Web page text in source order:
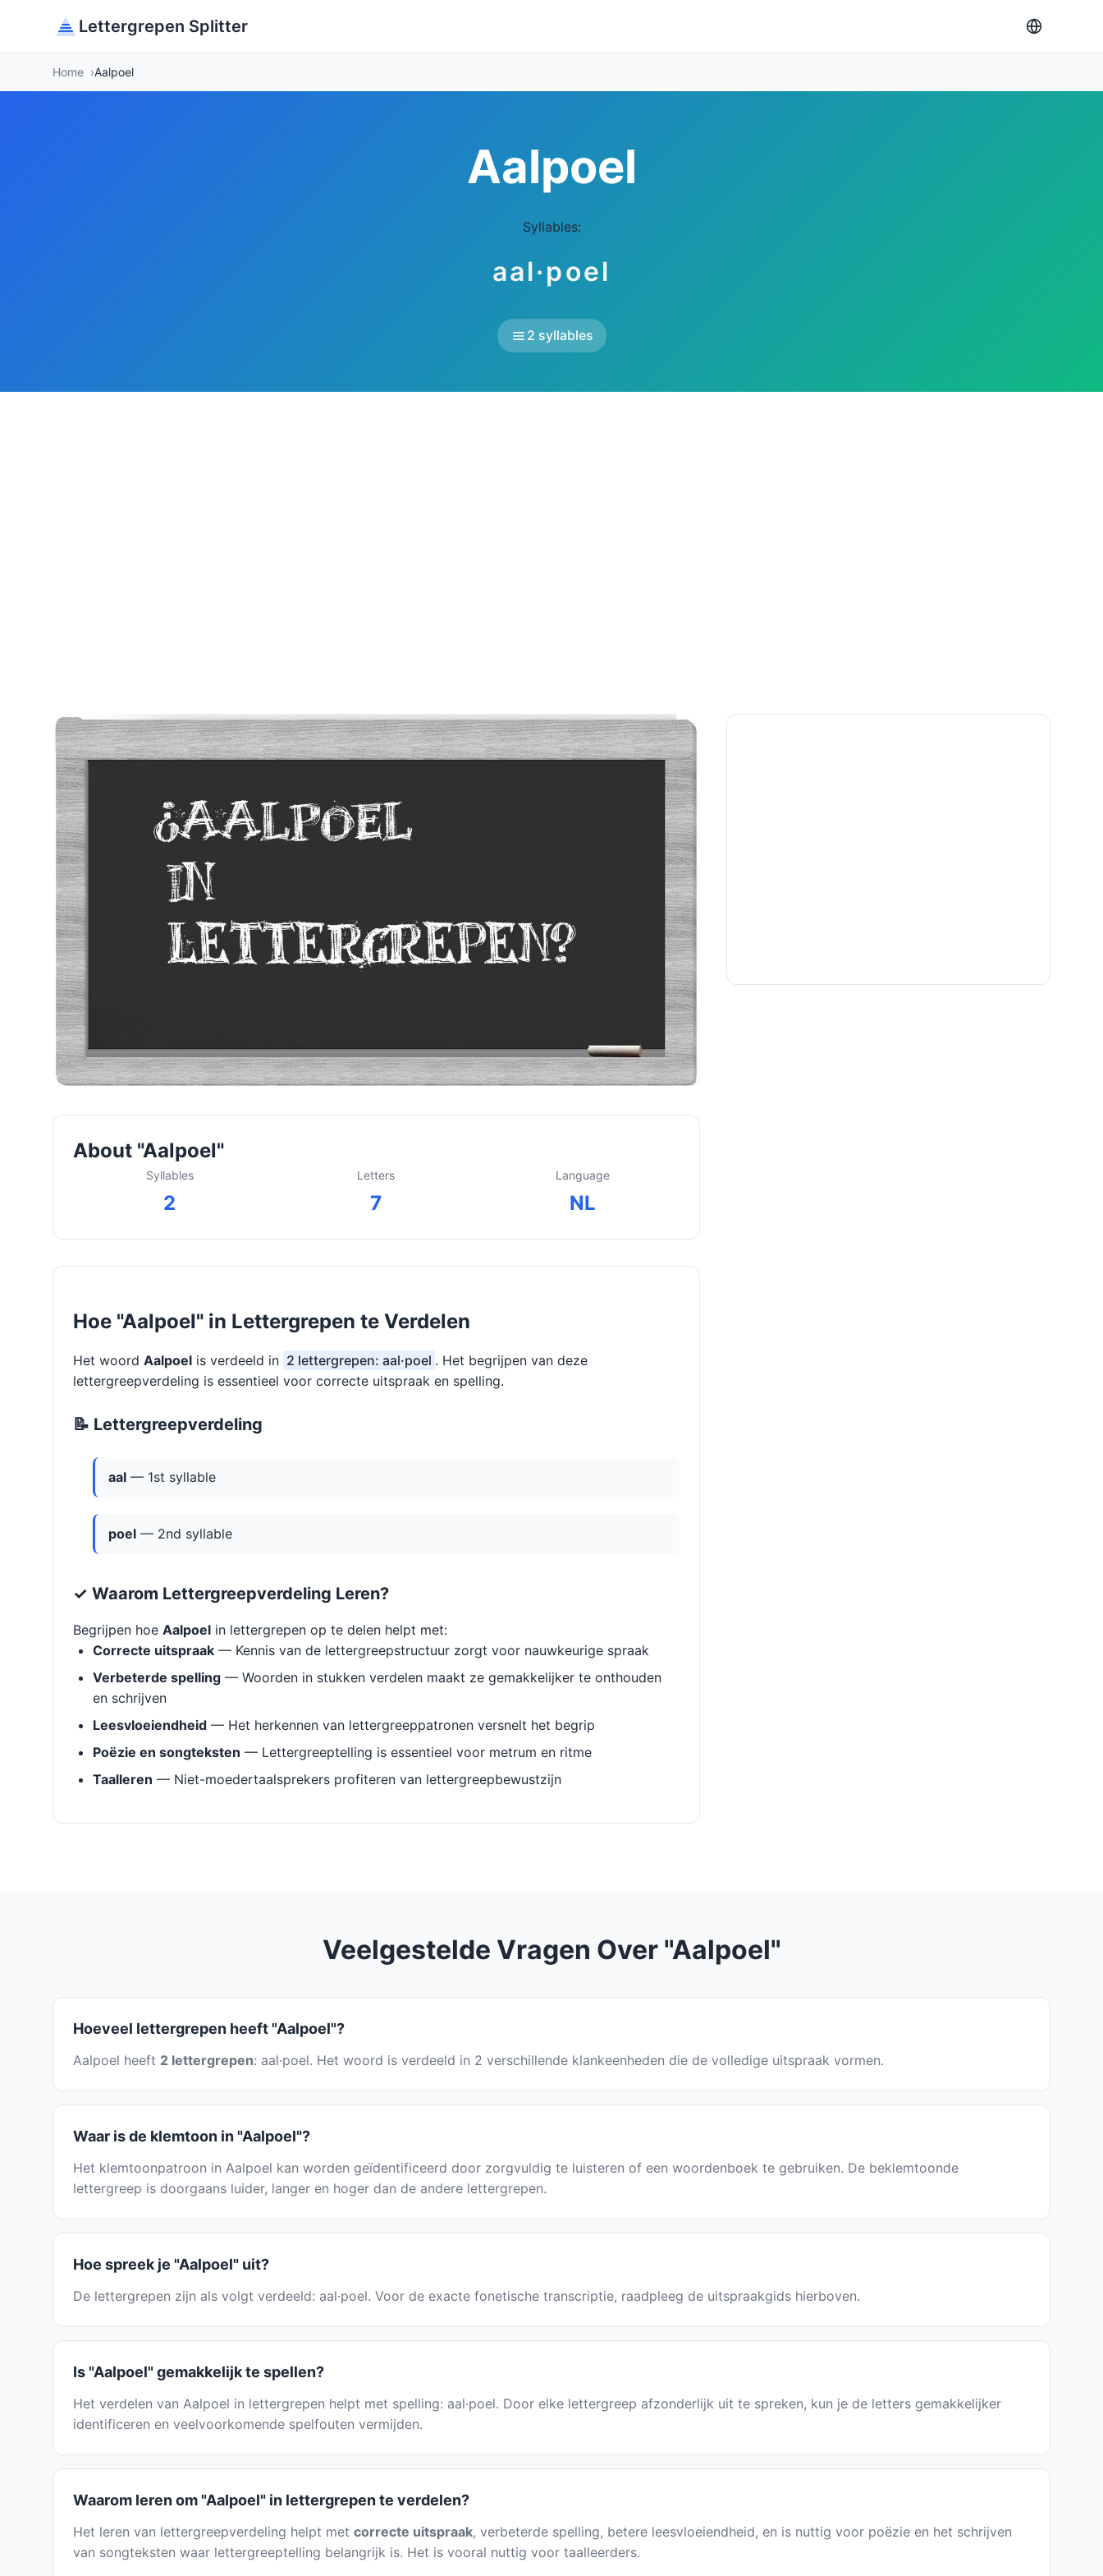
Lettergrepen Splitter
Home Aalpoel
Aalpoel
Syllables:
aal·poel
2 syllables
About "Aalpoel"
Syllables
2
Letters
7
Language
NL
Hoe "Aalpoel" in Lettergrepen te Verdelen
Het woord Aalpoel is verdeeld in 2 lettergrepen: aal·poel . Het begrijpen van deze
lettergreepverdeling is essentieel voor correcte uitspraak en spelling.
📝 Lettergreepverdeling
aal — 1st syllable
poel — 2nd syllable
✓ Waarom Lettergreepverdeling Leren?
Begrijpen hoe Aalpoel in lettergrepen op te delen helpt met:
Correcte uitspraak — Kennis van de lettergreepstructuur zorgt voor nauwkeurige spraak
Verbeterde spelling — Woorden in stukken verdelen maakt ze gemakkelijker te onthouden
en schrijven
Leesvloeiendheid — Het herkennen van lettergreeppatronen versnelt het begrip
Poëzie en songteksten — Lettergreeptelling is essentieel voor metrum en ritme
Taalleren — Niet-moedertaalsprekers profiteren van lettergreepbewustzijn
Veelgestelde Vragen Over "Aalpoel"
Hoeveel lettergrepen heeft "Aalpoel"?
Aalpoel heeft 2 lettergrepen: aal·poel. Het woord is verdeeld in 2 verschillende klankeenheden die de volledige uitspraak vormen.
Waar is de klemtoon in "Aalpoel"?
Het klemtoonpatroon in Aalpoel kan worden geïdentificeerd door zorgvuldig te luisteren of een woordenboek te gebruiken. De beklemtoonde
lettergreep is doorgaans luider, langer en hoger dan de andere lettergrepen.
Hoe spreek je "Aalpoel" uit?
De lettergrepen zijn als volgt verdeeld: aal·poel. Voor de exacte fonetische transcriptie, raadpleeg de uitspraakgids hierboven.
Is "Aalpoel" gemakkelijk te spellen?
Het verdelen van Aalpoel in lettergrepen helpt met spelling: aal·poel. Door elke lettergreep afzonderlijk uit te spreken, kun je de letters gemakkelijker
identificeren en veelvoorkomende spelfouten vermijden.
Waarom leren om "Aalpoel" in lettergrepen te verdelen?
Het leren van lettergreepverdeling helpt met correcte uitspraak, verbeterde spelling, betere leesvloeiendheid, en is nuttig voor poëzie en het schrijven
van songteksten waar lettergreeptelling belangrijk is. Het is vooral nuttig voor taalleerders.